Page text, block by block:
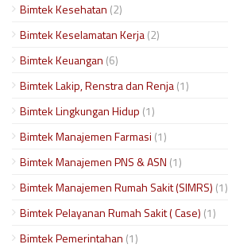
Bimtek Kesehatan (2)
Bimtek Keselamatan Kerja(2)
Bimtek Keuangan (6)
Bimtek Lakip, Renstra dan Renja(1)
Bimtek Lingkungan Hidup (1)
Bimtek Manajemen Farmasi (1)
Bimtek Manajemen PNS & ASN (1)
Bimtek Manajemen Rumah Sakit (SIMRS) (1)
Bimtek Pelayanan Rumah Sakit ( Case) (1)
Bimtek Pemerintahan (1)